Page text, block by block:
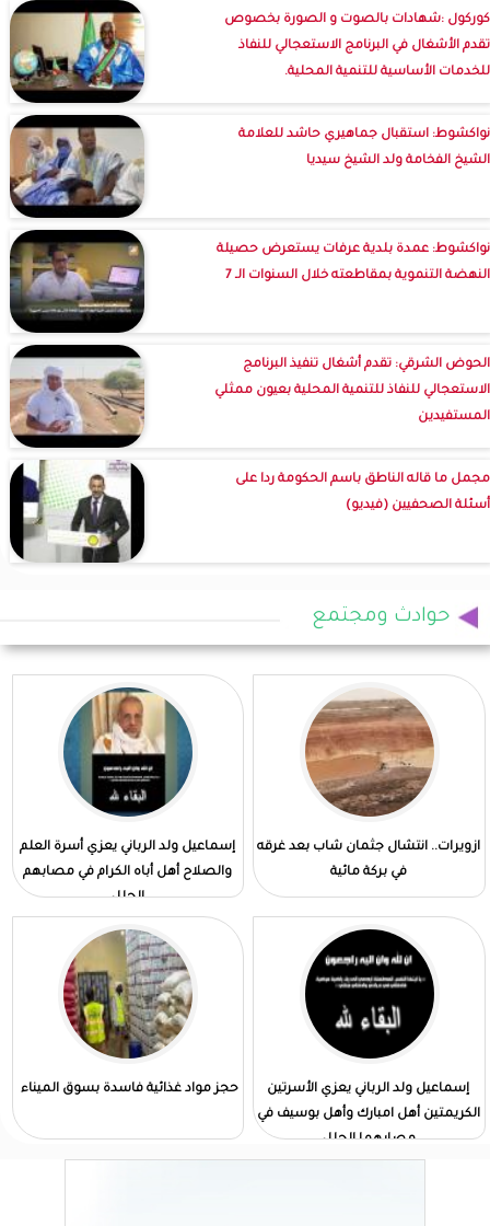
كوركول :شهادات بالصوت و الصورة بخصوص
تقدم الأشغال في البرنامج الاستعجالي للنفاذ
للخدمات الأساسية للتنمية المحلية.
نواكشوط: استقبال جماهيري حاشد للعلامة
الشيخ الفخامة ولد الشيخ سيديا
نواكشوط: عمدة بلدية عرفات يستعرض حصيلة
النهضة التنموية بمقاطعته خلال السنوات الـ 7
الحوض الشرقي: تقدم أشغال تنفيذ البرنامج
الاستعجالي للنفاذ للتنمية المحلية بعيون ممثلي
المستفيدين
مجمل ما قاله الناطق باسم الحكومة ردا على
أسئلة الصحفيين (فيديو)
حوادث ومجتمع
ازويرات.. انتشال جثمان شاب بعد غرقه
في بركة مائية
إسماعيل ولد الرباني يعزي أسرة العلم
والصلاح أهل أباه الكرام في مصابهم
الجلل
إسماعيل ولد الرباني يعزي الأسرتين
الكريمتين أهل امبارك وأهل بوسيف في
مصابهما الجلل
حجز مواد غذائية فاسدة بسوق الميناء